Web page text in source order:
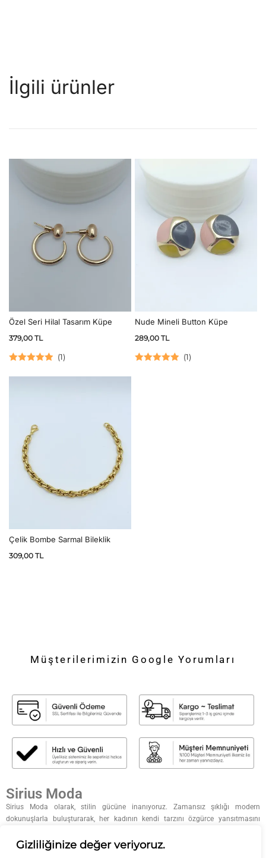
Gizliliğinize değer veriyoruz.
İlgili ürünler
Özel Seri Hilal Tasarım Küpe
379,00 TL
(1)
Nude Mineli Button Küpe
289,00 TL
(1)
Çelik Bombe Sarmal Bileklik
309,00 TL
Müşterilerimizin Google Yorumları
Sirius Moda
Sirius Moda olarak, stilin gücüne inanıyoruz. Zamansız şıklığı modern
dokunuşlarla buluşturarak, her kadının kendi tarzını özgürce yansıtmasını
koleksiyonumuzda ilham verici parçalar sunuyoruz. Moda bizim tutkumuz, siz